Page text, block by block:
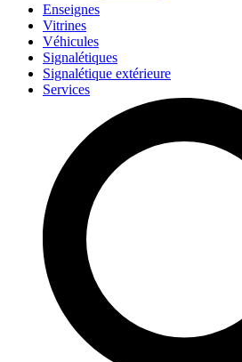
Enseignes
Vitrines
Véhicules
Signalétiques
Signalétique extérieure
Services